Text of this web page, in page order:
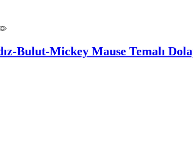
Bulut-Mickey Mause Temalı